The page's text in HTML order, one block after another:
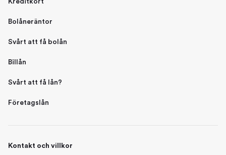
Kreditkort
Bolåneräntor
Svårt att få bolån
Billån
Svårt att få lån?
Företagslån
Kontakt och villkor